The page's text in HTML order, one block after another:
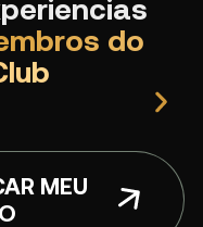
do
MEU